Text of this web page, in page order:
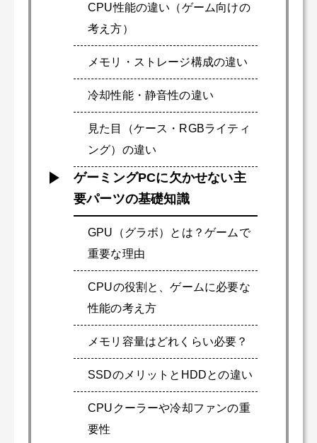
CPU性能の違い（ゲーム向けの
考え方）
メモリ・ストレージ構成の違い
冷却性能・静音性の違い
見た目（ケース・RGBライティ
ング）の違い
ゲーミングPCに欠かせない主
要パーツの基礎知識
GPU（グラボ）とは？ゲームで
重要な理由
CPUの役割と、ゲームに必要な
性能の考え方
メモリ容量はどれくらい必要？
SSDのメリットとHDDとの違い
CPUクーラーや冷却ファンの重
要性